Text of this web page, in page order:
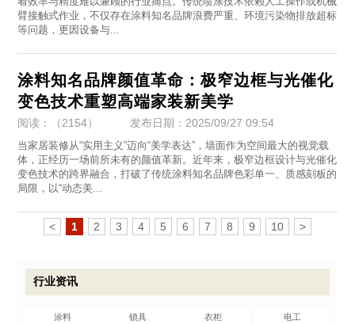
臂接触式作业，不仅存在涂料知名品牌浪费严重、环境污染物排放超标
等问题，更因设备与...
涂料知名品牌颜值革命：极窄边框与光催化
变色技术重塑高端家装新美学
阅读：（2154） 发布日期：2025/09/27 09:54
当家居装修从“实用主义”迈向“美学表达”，墙面作为空间最大的视觉载
体，正经历一场前所未有的颜值革新。近年来，极窄边框设计与光催化
变色技术的跨界融合，打破了传统涂料知名品牌色彩单一、质感刻板的
局限，以“动态美...
< 1 2 3 4 5 6 7 8 9 10 >
行业资讯
涂料 锁具 衣柜 电工